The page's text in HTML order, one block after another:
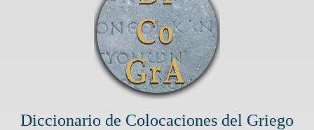
Diccionario de Colocaciones del Griego